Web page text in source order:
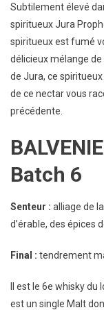
Subtilement élevé
spiritueux Jura
spiritueux est fumé
délicieux mélange
de Jura, ce
de ce nectar vous
précédente.
Batch 6
Senteur : alliage de
d’érable, des épices
Final : tendrement
Il est le 6e whisky du
est un single Malt